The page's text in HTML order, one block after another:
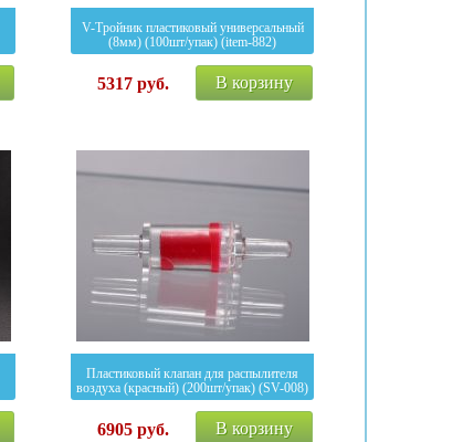
V-Тройник пластиковый универсальный
(8мм) (100шт/упак) (item-882)
5317руб. В корзину
Пластиковый клапан для распылителя
воздуха (красный) (200шт/упак) (SV-008)
6905руб. В корзину